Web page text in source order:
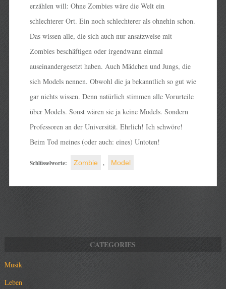
erzählen will: Ohne Zombies wäre die Welt ein
schlechterer Ort. Ein noch schlechterer als ohnehin schon.
Das wissen alle, die sich auch nur ansatzweise mit
Zombies beschäftigen oder irgendwann einmal
auseinandergesetzt haben. Auch Mädchen und Jungs, die
sich Models nennen. Obwohl die ja bekanntlich so gut wie
gar nichts wissen. Denn natürlich stimmen alle Vorurteile
über Models. Sonst wären sie ja keine Models. Sondern
Professoren an der Universität. Ehrlich! Ich schwöre!
Beim Tod meines (oder auch: eines) Untoten!
Schlüsselworte: Zombie , Model
Musik
Leben